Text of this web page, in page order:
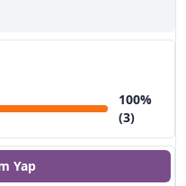
100%
(3)
Yap